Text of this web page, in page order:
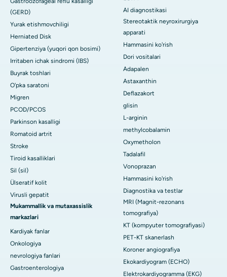
(GERD)
Yurak etishmovchiligi
Herniated Disk
Gipertenziya (yuqori qon bosimi)
Irritaben ichak sindromi (IBS)
Buyrak toshlari
O'pka saratoni
Migren
PCOD/PCOS
Parkinson kasalligi
Romatoid artrit
Stroke
Tiroid kasalliklari
Sil (sil)
Ülseratif kolit
Virusli gepatit
Mukammallik va mutaxassislik
markazlari
Kardiyak fanlar
Onkologiya
nevrologiya fanlari
Gastroenterologiya
AI diagnostikasi
Stereotaktik neyroxirurgiya
apparati
Hammasini ko'rish
Dori vositalari
Adapalen
Astaxanthin
Deflazakort
glisin
L-arginin
methylcobalamin
Oxymetholon
Tadalafil
Vonoprazan
Hammasini ko'rish
Diagnostika va testlar
MRI (Magnit-rezonans
tomografiya)
KT (kompyuter tomografiyasi)
PET-KT skanerlash
Koroner angiografiya
Ekokardiyogram (ECHO)
Elektrokardiyogramma (EKG)